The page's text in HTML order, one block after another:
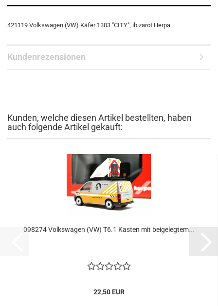
421119 Volkswagen (VW) Käfer 1303 "CITY", ibizarot Herpa
Kundenrezensionen
Kunden, welche diesen Artikel bestellten, haben
auch folgende Artikel gekauft:
098274 Volkswagen (VW) T6.1 Kasten mit beigelegtem...
22,50 EUR